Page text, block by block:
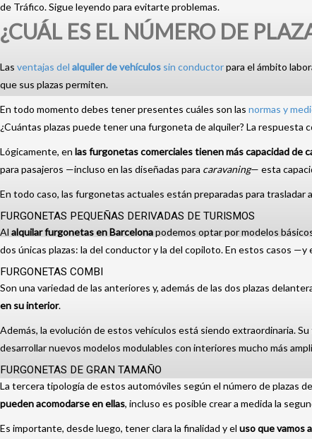
de Tráfico. Sigue leyendo para evitarte problemas.
¿CUÁL ES EL NÚMERO DE
Las ventajas del alquiler de vehículos sin conductorpara el ámbito
que sus plazas permiten.
En todo momento debes tener presentes cuáles son las normas y
¿Cuántas plazas puede tener una furgoneta de alquiler? La respuesta
Lógicamente, en las furgonetas comerciales tienen más capacidad de
para pasajeros —incluso en las diseñadas para caravaning— esta
En todo caso, las furgonetas actuales están preparadas para trasladar a
FURGONETAS PEQUEÑAS DERIVADAS DE TURISMOS
Al alquilar furgonetas en Barcelonapodemos optar por modelos
dos únicas plazas: la del conductor y la del copiloto. En estos casos
FURGONETAS COMBI
Son una variedad de las anteriores y, además de las dos plazas
en su interior.
Además, la evolución de estos vehículos está siendo extraordinaria.
desarrollar nuevos modelos modulables con interiores mucho más
FURGONETAS DE GRAN TAMAÑO
La tercera tipología de estos automóviles según el número de plazas
pueden acomodarse en ellas, incluso es posible crear a medida la
Es importante, desde luego, tener clara la finalidad y el uso que vamos